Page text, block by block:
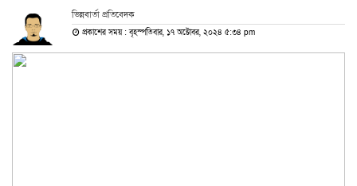
ভিন্নবার্তা প্রতিবেদক
প্রকাশের সময় : বৃহস্পতিবার, ১৭ অক্টোবর, ২০২৪ ৫:৩৪ pm